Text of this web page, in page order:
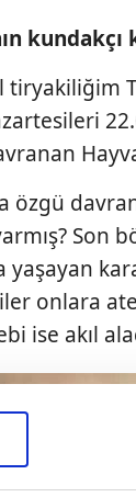
kundakçı
tiryakiliğim
özgü
Son
yaşayan
onlara
ise akıl